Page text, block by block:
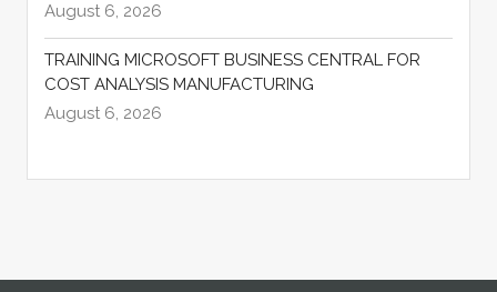
August 6, 2026
TRAINING MICROSOFT BUSINESS CENTRAL FOR
COST ANALYSIS MANUFACTURING
August 6, 2026